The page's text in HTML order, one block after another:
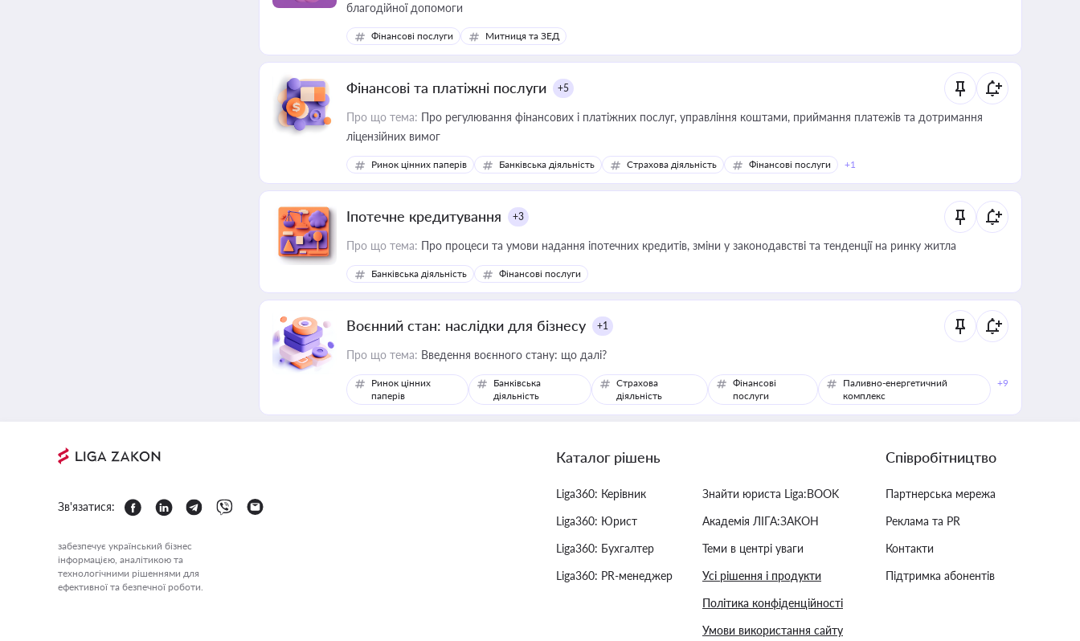
благодійної допомоги
Фінансові послуги Митниця та ЗЕД
Фінансові та платіжні послуги +5
Про що тема: Про регулювання фінансових і платіжних послуг, управління коштами, приймання платежів та дотримання
ліцензійних вимог
Ринок цінних паперів Банківська діяльність Страхова діяльність Фінансові послуги +1
Іпотечне кредитування +3
Про що тема: Про процеси та умови надання іпотечних кредитів, зміни у законодавстві та тенденції на ринку житла
Банківська діяльність Фінансові послуги
Воєнний стан: наслідки для бізнесу +1
Про що тема: Введення воєнного стану: що далі?
Ринок цінних
паперів
Банківська
діяльність
Страхова
діяльність
Фінансові
послуги
Паливно-енергетичний
комплекс
+9
Зв'язатися:
забезпечує український бізнес
інформацією, аналітикою та
технологічними рішеннями для
ефективної та безпечної роботи.
Каталог рішень
Liga360: Керівник
Liga360: Юрист
Liga360: Бухгалтер
Liga360: PR-менеджер
Знайти юриста Liga:BOOK
Академія ЛІГА:ЗАКОН
Теми в центрі уваги
Усі рішення і продукти
Політика конфіденційності
Умови використання сайту
Співробітництво
Партнерська мережа
Реклама та PR
Контакти
Підтримка абонентів